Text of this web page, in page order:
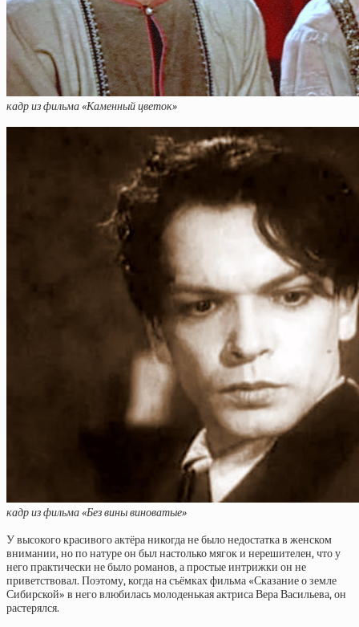
кадр из фильма «Каменный цветок»
кадр из фильма «Без вины виноватые»
У высокого красивого актёра никогда не было недостатка в женском
внимании, но по натуре он был настолько мягок и нерешителен, что у
него практически не было романов, а простые интрижки он не
приветствовал. Поэтому, когда на съёмках фильма «Сказание о земле
Сибирской» в него влюбилась молоденькая актриса Вера Васильева, он
растерялся.